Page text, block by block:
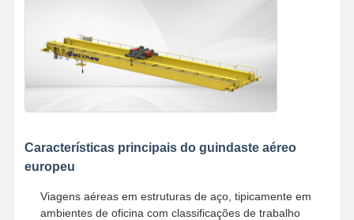
Características principais do guindaste aéreo
europeu
Viagens aéreas em estruturas de aço, tipicamente em
ambientes de oficina com classificações de trabalho